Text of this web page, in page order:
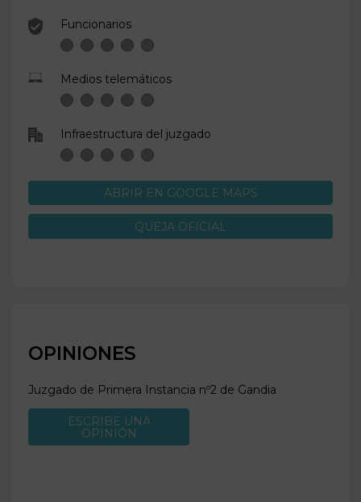
Funcionarios
Medios telemáticos
Infraestructura del juzgado
ABRIR EN GOOGLE MAPS
QUEJA OFICIAL
OPINIONES
Juzgado de Primera Instancia nº2 de Gandia
ESCRIBE UNA
OPINIÓN